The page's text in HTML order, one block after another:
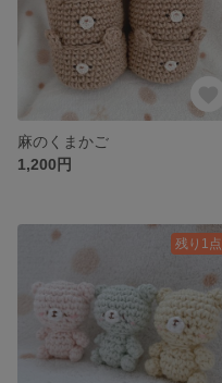
麻のくまかご
1,200円
残り1点